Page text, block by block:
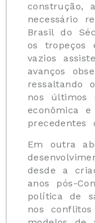
construção,
necessário
Brasil do
os tropeços
vazios
avanços
ressaltando
nos últimos
econômica
Em outra
desde a
anos pós-
política de
nos